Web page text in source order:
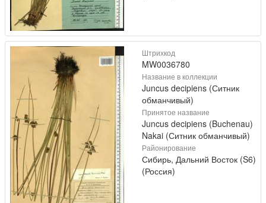
Штрихкод
MW0036780
Название в коллекции
Juncus decipiens (Ситник
обманчивый)
Принятое название
Juncus decipiens (Buchenau)
Nakai (Ситник обманчивый)
Районирование
Сибирь, Дальний Восток (S6)
(Россия)